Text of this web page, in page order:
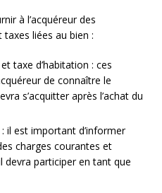
à l’acquéreur des
liées au bien :
taxe d’habitation : ces
de connaître le
s’acquitter après l’achat du
il est important d’informer
charges courantes et
devra participer en tant que